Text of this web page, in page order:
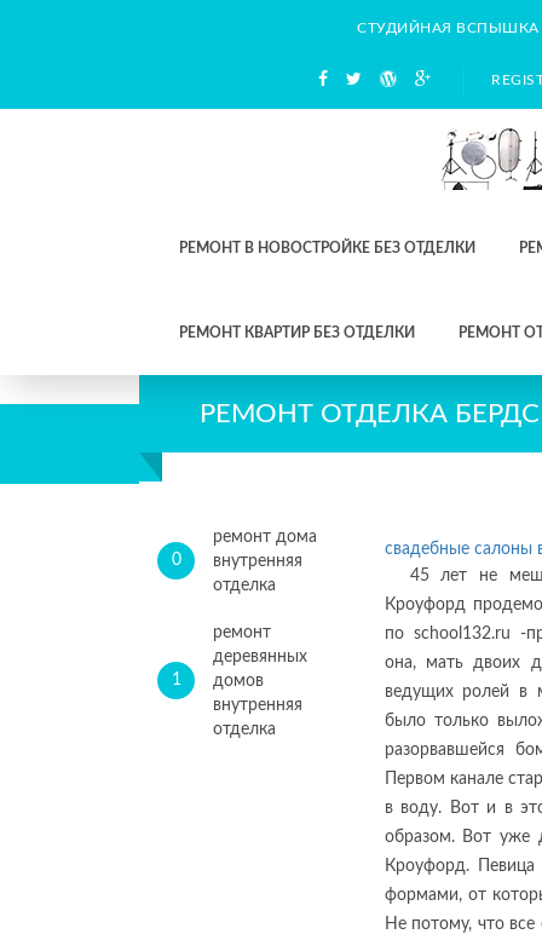
СТУДИЙНАЯ ВСПЫШКА
РЕМОНТ В НОВОСТРОЙКЕ БЕЗ ОТДЕЛКИ
РЕМОНТ КВАРТИР БЕЗ ОТДЕЛКИ РЕМОНТ
РЕМОНТ ОТДЕЛКА
0
ремонт дома
внутренняя
отделка
1
ремонт
деревянных
домов
внутренняя
отделка
свадебные салоны
45 лет не
Кроуфорд
по school132.ru -
она, мать двоих
ведущих ролей в
было только
разорвавшейся
Первом канале
в воду. Вот и в
образом. Вот уже
Кроуфорд.
формами, от
Не потому, что все